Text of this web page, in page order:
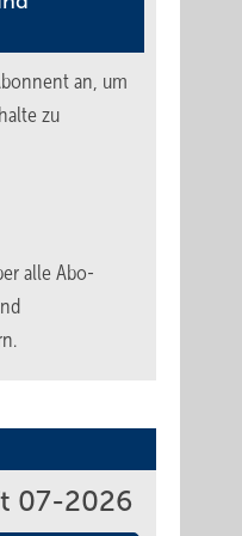
an, um
zu
alle Abo-
07-2026